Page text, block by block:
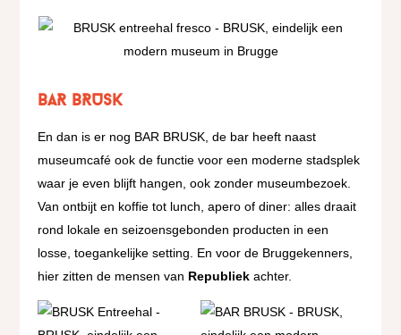
BAR BRUSK
En dan is er nog BAR BRUSK, de bar heeft naast
museumcafé ook de functie voor een moderne stadsplek
waar je even blijft hangen, ook zonder museumbezoek.
Van ontbijt en koffie tot lunch, apero of diner: alles draait
rond lokale en seizoensgebonden producten in een
losse, toegankelijke setting. En voor de Bruggekenners,
hier zitten de mensen van Republiek achter.